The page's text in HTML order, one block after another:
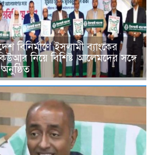
বিনির্মাণে ইসলামী ব্যাংকের
নিয়ে বিশিষ্ট আলেমদের সঙ্গে